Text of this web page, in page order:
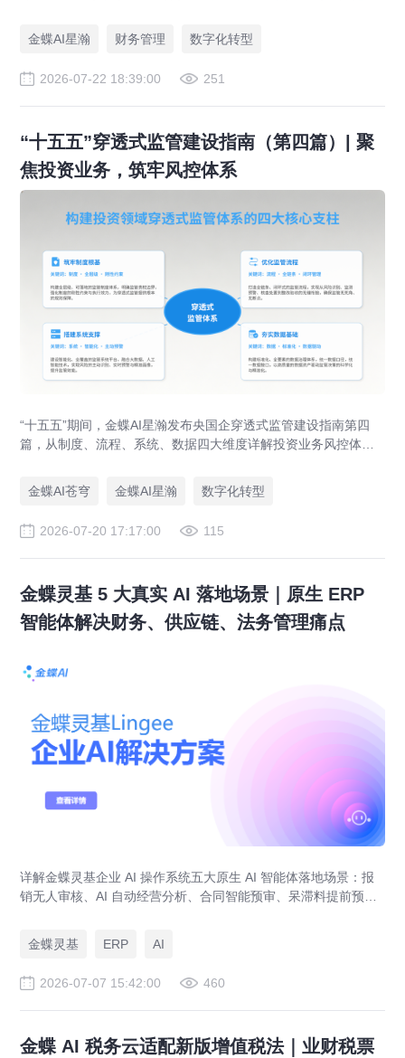
局、华为、通威等领先企业的共同选择。
金蝶AI星瀚 财务管理 数字化转型
2026-07-22 18:39:00 251
“十五五”穿透式监管建设指南（第四篇）| 聚
焦投资业务，筑牢风控体系
“十五五”期间，金蝶AI星瀚发布央国企穿透式监管建设指南第四
篇，从制度、流程、系统、数据四大维度详解投资业务风控体系
金蝶AI苍穹
金蝶AI星瀚 数字化转型
2026-07-20 17:17:00 115
金蝶灵基 5 大真实 AI 落地场景｜原生 ERP
智能体解决财务、供应链、法务管理痛点
详解金蝶灵基企业 AI 操作系统五大原生 AI 智能体落地场景：报
销无人审核、AI 自动经营分析、合同智能预审、呆滞料提前预
金蝶灵基
ERP AI
2026-07-07 15:42:00 460
金蝶 AI 税务云适配新版增值税法｜业财税票